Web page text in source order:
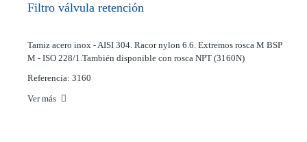
Filtro válvula retención
Tamiz acero inox - AISI 304. Racor nylon 6.6. Extremos rosca M BSP
M - ISO 228/1.También disponible con rosca NPT (3160N)
Referencia: 3160
Ver más